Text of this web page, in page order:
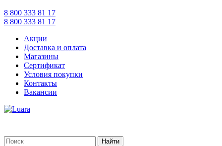
8 800 333 81 17
8 800 333 81 17
Акции
Доставка и оплата
Магазины
Сертификат
Условия покупки
Контакты
Вакансии